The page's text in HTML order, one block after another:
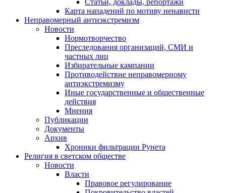
Статьи, доклады, репортажи
Карта нападений по мотиву ненависти
Неправомерный антиэкстремизм
Новости
Нормотворчество
Преследования организаций, СМИ и
частных лиц
Избирательные кампании
Противодействие неправомерному
антиэкстремизму
Иные государственные и общественные
действия
Мнения
Публикации
Документы
Архив
Хроники фильтрации Рунета
Религия в светском обществе
Новости
Власти
Правовое регулирование